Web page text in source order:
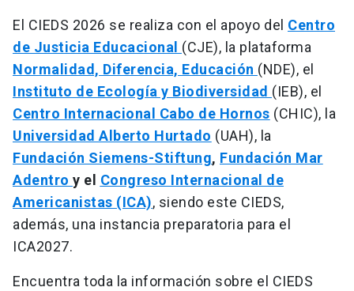
El CIEDS 2026 se realiza con el apoyo del Centro
de Justicia Educacional (CJE), la plataforma
Normalidad, Diferencia, Educación (NDE), el
Instituto de Ecología y Biodiversidad (IEB), el
Centro Internacional Cabo de Hornos (CHIC), la
Universidad Alberto Hurtado (UAH), la
Fundación Siemens-Stiftung, Fundación Mar
Adentro y el Congreso Internacional de
Americanistas (ICA), siendo este CIEDS,
además, una instancia preparatoria para el
ICA2027.
Encuentra toda la información sobre el CIEDS